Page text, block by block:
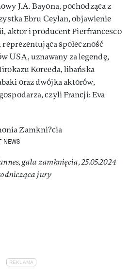
J.A. Bayona, pochodząca z
Ebru Ceylan, objawienie
aktor i producent Pierfrancesco
społeczność
USA, uznawany za legendę,
Koreeda, libańska
oraz dwójka aktorów,
czyli Francji: Eva
NEWS
gala zamknięcia, 25.05.2024
jury